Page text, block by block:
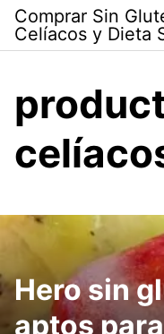
Skip
content
Comprar Sin
Celíacos y Dieta
Hero sin
aptos